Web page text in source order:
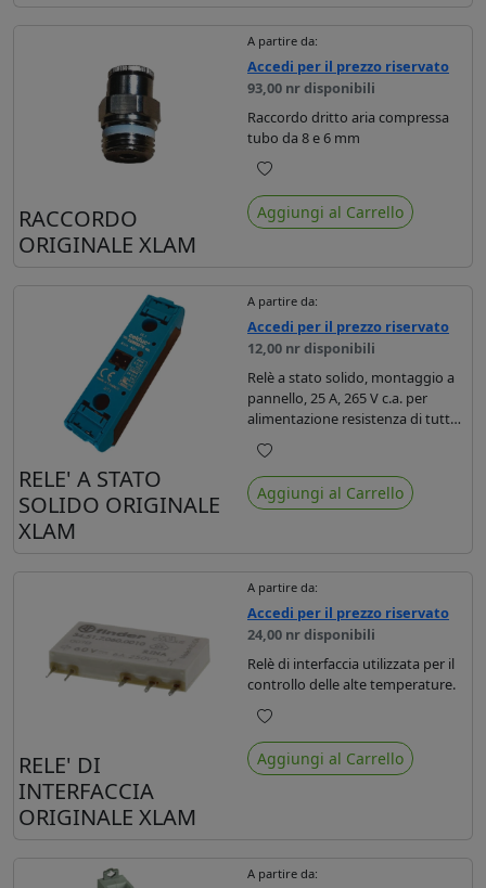
RACCORDO
ORIGINALE XLAM
A partire da:
Accedi per il prezzo riservato
93,00 nr disponibili
Raccordo dritto aria compressa
tubo da 8 e 6 mm
Preferiti
Aggiungi al Carrello
RELE' A STATO
SOLIDO ORIGINALE
XLAM
A partire da:
Accedi per il prezzo riservato
12,00 nr disponibili
Relè a stato solido, montaggio a
pannello, 25 A, 265 V c.a. per
alimentazione resistenza di tutte
le laminatrici Xlam.
Preferiti
Aggiungi al Carrello
RELE' DI
INTERFACCIA
ORIGINALE XLAM
A partire da:
Accedi per il prezzo riservato
24,00 nr disponibili
Relè di interfaccia utilizzata per il
controllo delle alte temperature.
Preferiti
Aggiungi al Carrello
A partire da: